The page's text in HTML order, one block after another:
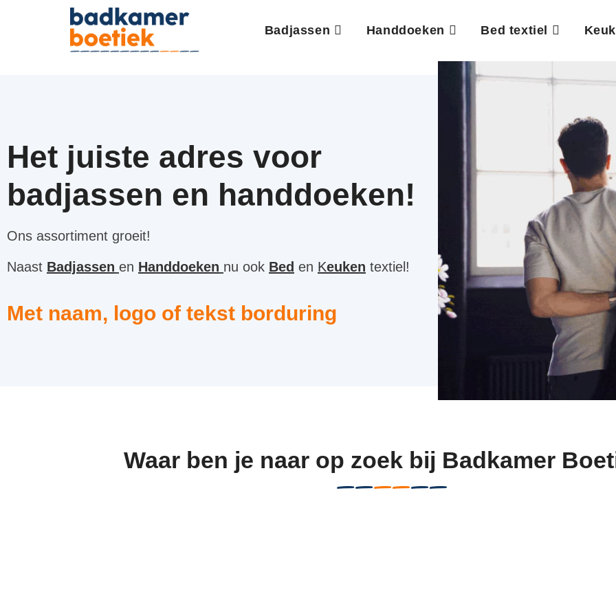
Badjassen Handdoeken Bed textiel
Het juiste adres voor
badjassen en handdoeken!
Ons assortiment groeit!
Naast Badjassen en Handdoeken nu ook Bed en Keuken textiel!
Met naam, logo of tekst borduring
Waar ben je naar op zoek bij Badkamer